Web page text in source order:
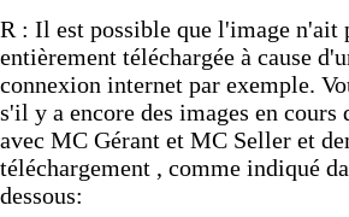
R : Il est possible que l'image n'ait
entièrement téléchargée à cause
connexion internet par exemple.
s'il y a encore des images en cours
avec MC Gérant et MC Seller et
téléchargement , comme indiqué
dessous: